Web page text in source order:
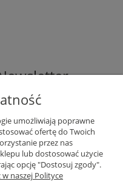
SIĘ
umożliwiają poprawne
ofertę do Twoich
przez nas
lub dostosować użycie
opcję "Dostosuj zgody".
naszej Polityce